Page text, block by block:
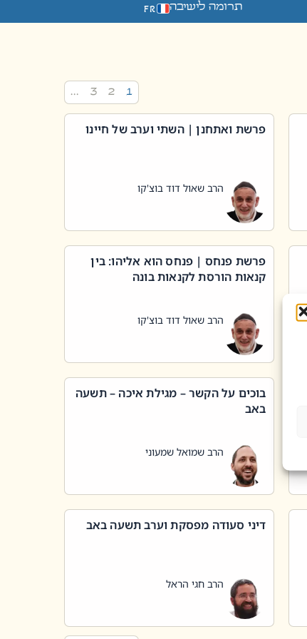
תרומה לישיבה FR
1
2
3
…
פרשת ואתחנן | השתי וערב של חיינו
הרב שאול דוד בוצ'קו
פרשת פנחס | פנחס הוא אליהו: בין
קנאות הורסת לקנאות בונה
הרב שאול דוד בוצ'קו
בוכים על הקשר – מגילת איכה – תשעה
באב
הרב שמואל שמעוני
דיני סעודה מפסקת וערב תשעה באב
הרב חגי הראל